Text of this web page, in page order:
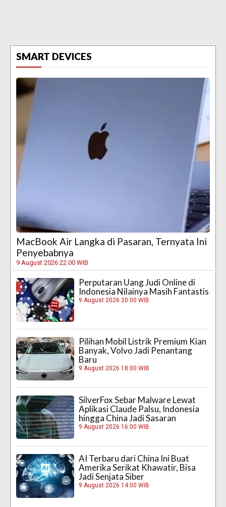
SMART DEVICES
MacBook Air Langka di Pasaran, Ternyata Ini
Penyebabnya
9 August 2026 22:00 WIB
Perputaran Uang Judi Online di
Indonesia Nilainya Masih Fantastis
9 August 2026 20:00 WIB
Pilihan Mobil Listrik Premium Kian
Banyak, Volvo Jadi Penantang
Baru
9 August 2026 18:00 WIB
SilverFox Sebar Malware Lewat
Aplikasi Claude Palsu, Indonesia
hingga China Jadi Sasaran
9 August 2026 16:00 WIB
AI Terbaru dari China Ini Buat
Amerika Serikat Khawatir, Bisa
Jadi Senjata Siber
9 August 2026 14:00 WIB